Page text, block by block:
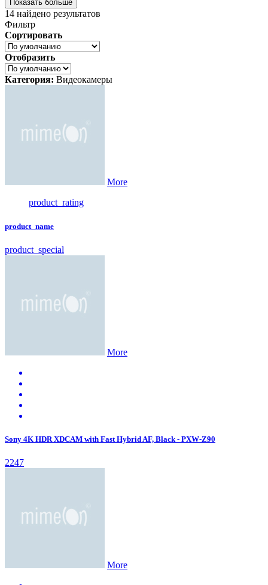
Показать больше
14 найдено результатов
Фильтр
Сортировать
Отобразить
Категория: Видеокамеры
More
product_rating
product_name
product_special
More
Sony 4K HDR XDCAM with Fast Hybrid AF, Black - PXW-Z90
2247
More